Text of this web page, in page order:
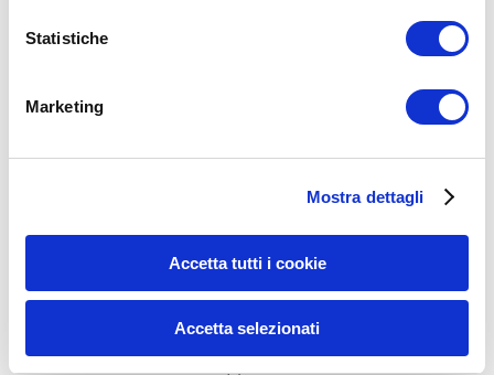
Statistiche
Marketing
Mostra dettagli
Accetta tutti i cookie
Accetta selezionati
(1.800)
Allenamento aerobico(16)
Allenamento con il TRX(36)